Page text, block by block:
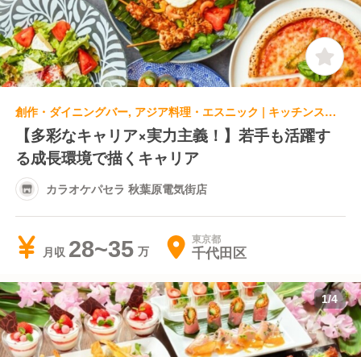
創作・ダイニングバー, アジア料理・エスニック | キッチンスタッフ | カラオケパセラ 秋葉原電気街店
【多彩なキャリア×実力主義！】若手も活躍す
る成長環境で描くキャリア
カラオケパセラ 秋葉原電気街店
月収 28~35 東京都
千代田区
1/4